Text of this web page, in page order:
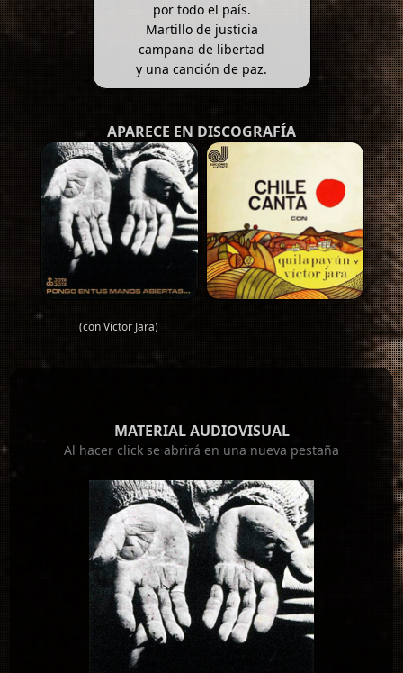
por todo el país.
Martillo de justicia
campana de libertad
y una canción de paz.
APARECE EN DISCOGRAFÍA
(con Víctor Jara)
MATERIAL AUDIOVISUAL
Al hacer click se abrirá en una nueva pestaña